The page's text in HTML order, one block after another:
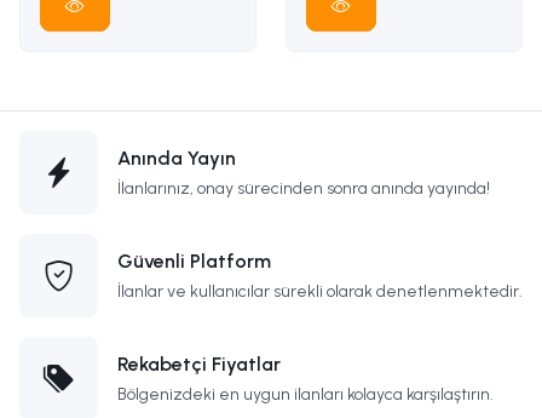
Anında Yayın
İlanlarınız, onay sürecinden sonra anında yayında!
Güvenli Platform
İlanlar ve kullanıcılar sürekli olarak denetlenmektedir.
Rekabetçi Fiyatlar
Bölgenizdeki en uygun ilanları kolayca karşılaştırın.